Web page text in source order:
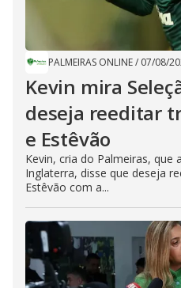
PALMEIRAS ONLINE/ 07/08/
Kevin mira
deseja reeditar
e Estêvão
Kevin, cria do Palmeiras, que
Inglaterra, disse que deseja
Estêvão com a...